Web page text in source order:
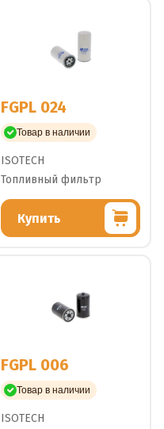
FGPL 024
Товар в наличии
ISOTECH
Топливный фильтр
Купить
FGPL 006
Товар в наличии
ISOTECH